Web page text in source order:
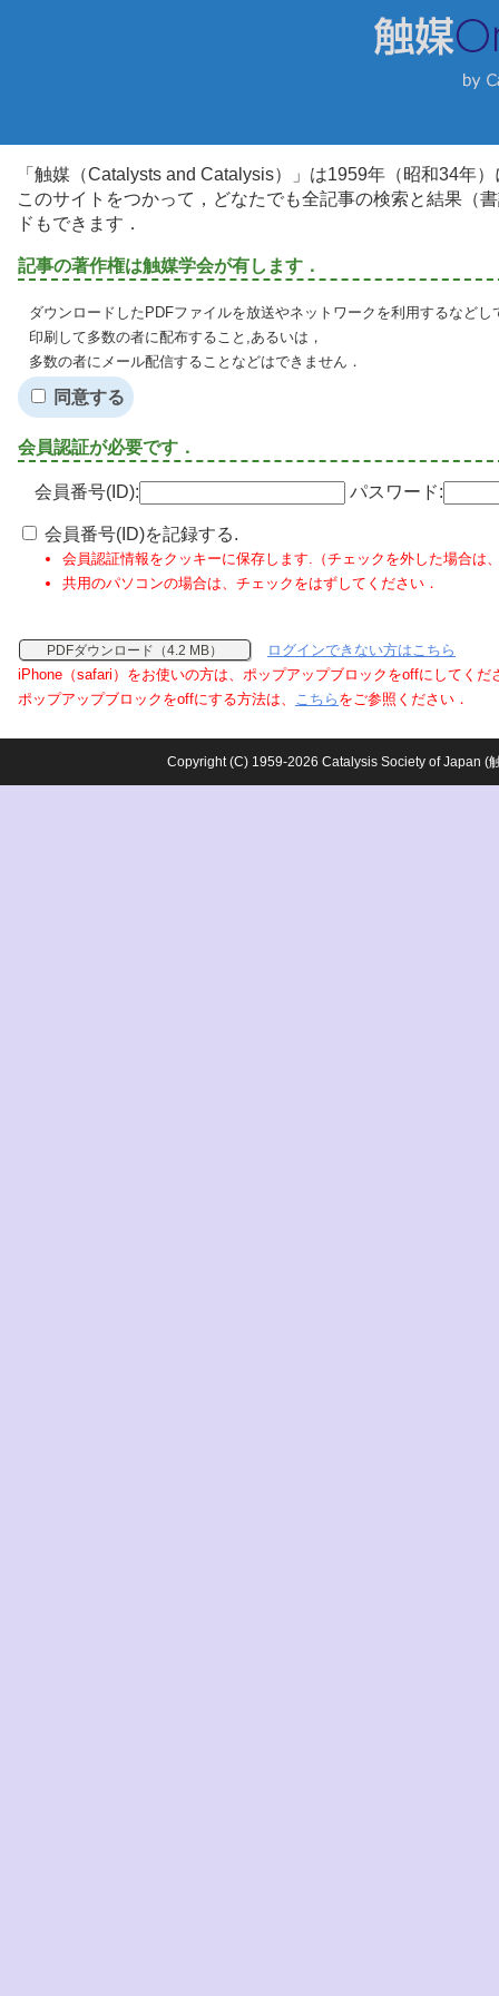
「触媒（Catalysts and Catalysis）」は1959年（昭和34年
このサイトをつかって，どなたでも全記事の検索と結果（
ドもできます．
記事の著作権は触媒学会が有します．
ダウンロードしたPDFファイルを放送やネットワークを利用するなど
印刷して多数の者に配布すること,あるいは，
多数の者にメール配信することなどはできません．
同意する
会員認証が必要です．
会員番号(ID): パスワード:
会員番号(ID)を記録する.
会員認証情報をクッキーに保存します.（チェックを外した場合は
共用のパソコンの場合は、チェックをはずしてください．
PDFダウンロード（4.2 MB）
ログインできない方はこちら
iPhone（safari）をお使いの方は、ポップアップブロックをoffにしてくだ
ポップアップブロックをoffにする方法は、 こちら をご参照ください．
Copyright (C) 1959-2026 Catalysis Society of Japan (